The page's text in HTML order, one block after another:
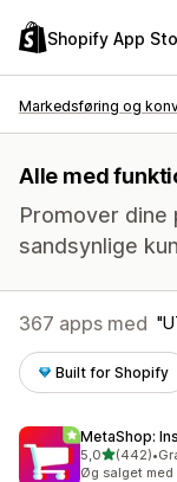
Shopify App
Markedsføring og
Alle med
Promover
sandsynlige
367 apps med
Built for Shopify
MetaShop:
5,0ud af 5
(442)
442 •
Øg salget med